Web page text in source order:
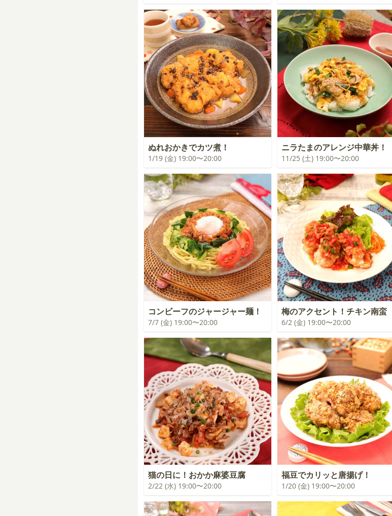
ぬれおかきでカツ煮！
1/19 (金) 19:00〜20:00
ニラたまのアレンジ中華丼！
11/25 (土) 19:00〜20:00
コンビーフのジャージャー麺！
7/7 (金) 19:00〜20:00
梅のアクセント！チキン南蛮
6/2 (金) 19:00〜20:00
猫の日に！おかか麻婆豆腐
2/22 (水) 19:00〜20:00
福豆でカリッと唐揚げ！
1/20 (金) 19:00〜20:00